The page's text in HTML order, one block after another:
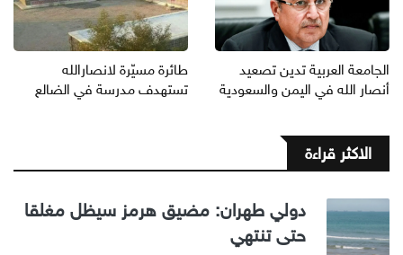
الجامعة العربية تدين تصعيد
أنصار الله في اليمن والسعودية
طائرة مسيّرة لانصارالله
تستهدف مدرسة في الضالع
الاكثر قراءة
دولي طهران: مضيق هرمز سيظل مغلقا
حتى تنتهي